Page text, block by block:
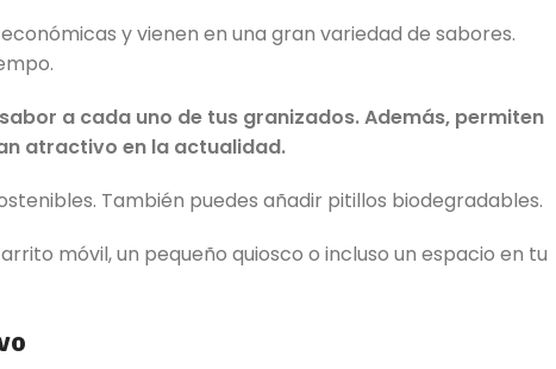
y vienen en una gran variedad de sabores.
a cada uno de tus granizados. Además, permiten
atractivo en la actualidad.
También puedes añadir pitillos biodegradables.
móvil, un pequeño quiosco o incluso un espacio en tu